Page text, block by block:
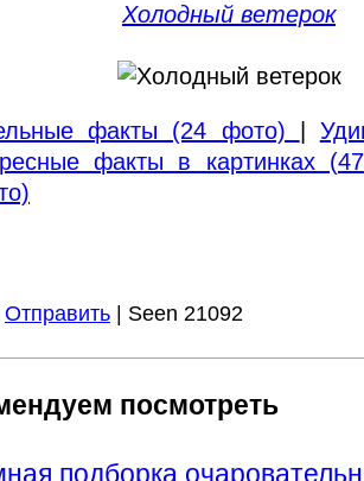
Холодный ветерок
факты (24 фото)
факты в картинках
Отправить | Seen 21092
посмотреть
подборка